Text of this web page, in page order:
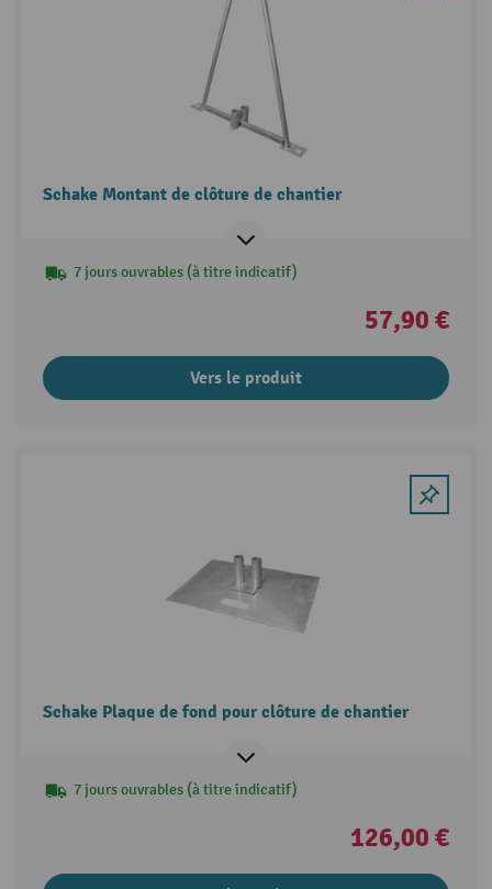
Schake Montant de clôture de chantier
7 jours ouvrables (à titre indicatif)
57,90 €
Vers le produit
Schake Plaque de fond pour clôture de chantier
7 jours ouvrables (à titre indicatif)
126,00 €